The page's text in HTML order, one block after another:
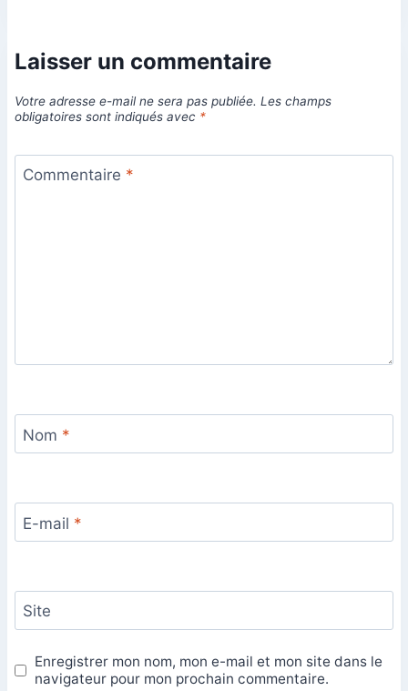
Laisser un commentaire
Votre adresse e-mail ne sera pas publiée. Les champs
obligatoires sont indiqués avec *
Commentaire *
Nom *
E-mail *
Site
Enregistrer mon nom, mon e-mail et mon site dans le
navigateur pour mon prochain commentaire.